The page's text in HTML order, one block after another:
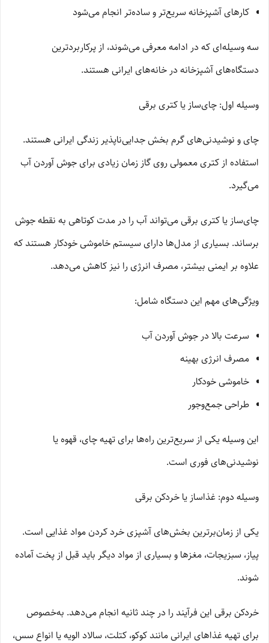
کارهای آشپزخانه سریع‌تر و ساده‌تر انجام می‌شود
سه وسیله‌ای که در ادامه معرفی می‌شوند، از پرکاربردترین
دستگاه‌های آشپزخانه در خانه‌های ایرانی هستند.
وسیله اول: چای‌ساز یا کتری برقی
چای و نوشیدنی‌های گرم بخش جدایی‌ناپذیر زندگی ایرانی هستند.
استفاده از کتری معمولی روی گاز زمان زیادی برای جوش آوردن آب
می‌گیرد.
چای‌ساز یا کتری برقی می‌تواند آب را در مدت کوتاهی به نقطه جوش
برساند. بسیاری از مدل‌ها دارای سیستم خاموشی خودکار هستند که
علاوه بر ایمنی بیشتر، مصرف انرژی را نیز کاهش می‌دهد.
ویژگی‌های مهم این دستگاه شامل:
سرعت بالا در جوش آوردن آب
مصرف انرژی بهینه
خاموشی خودکار
طراحی جمع‌وجور
این وسیله یکی از سریع‌ترین راه‌ها برای تهیه چای، قهوه یا
نوشیدنی‌های فوری است.
وسیله دوم: غذاساز یا خردکن برقی
یکی از زمان‌برترین بخش‌های آشپزی خرد کردن مواد غذایی است.
پیاز، سبزیجات، مغزها و بسیاری از مواد دیگر باید قبل از پخت آماده
شوند.
خردکن برقی این فرآیند را در چند ثانیه انجام می‌دهد. به‌خصوص
برای تهیه غذاهای ایرانی مانند کوکو، کتلت، سالاد الویه یا انواع سس،